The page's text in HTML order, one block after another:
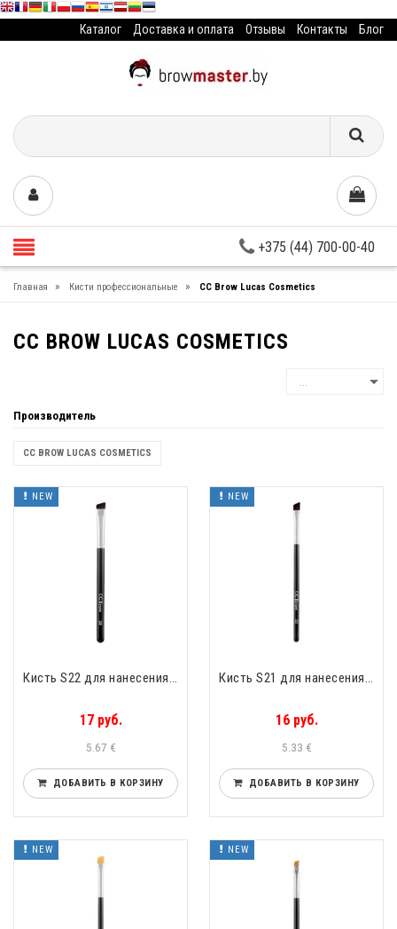
Каталог Доставка и оплата Отзывы Контакты Блог
+375 (44) 700-00-40
Главная » Кисти профессиональные » CC Brow Lucas Cosmetics
CC BROW LUCAS COSMETICS
Производитель
CC BROW LUCAS COSMETICS
NEW
17 руб.
5.67 €
ДОБАВИТЬ В КОРЗИНУ
NEW
16 руб.
5.33 €
ДОБАВИТЬ В КОРЗИНУ
NEW NEW